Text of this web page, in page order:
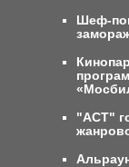
Шеф-
"АСТ"